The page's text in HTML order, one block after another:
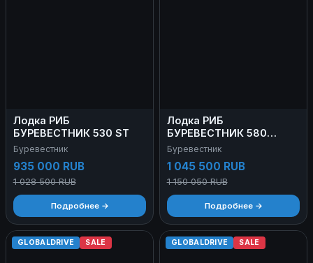
Лодка РИБ
БУРЕВЕСТНИК 530 ST
Буревестник
935 000 RUB
1 028 500 RUB
Подробнее →
Лодка РИБ
БУРЕВЕСТНИК 580
LIGHT
Буревестник
1 045 500 RUB
1 150 050 RUB
Подробнее →
GLOBALDRIVE SALE GLOBALDRIVE SALE